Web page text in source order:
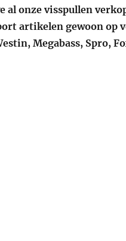
al onze visspullen
artikelen gewoon op
Megabass, Spro,